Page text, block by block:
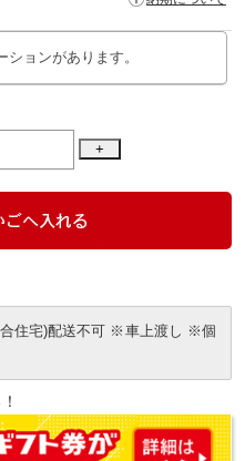
ョンがあります。
住宅)配送不可 ※車上渡し ※個